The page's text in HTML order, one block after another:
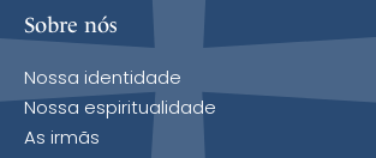
Sobre nós
Nossa identidade
Nossa espiritualidade
As irmãs